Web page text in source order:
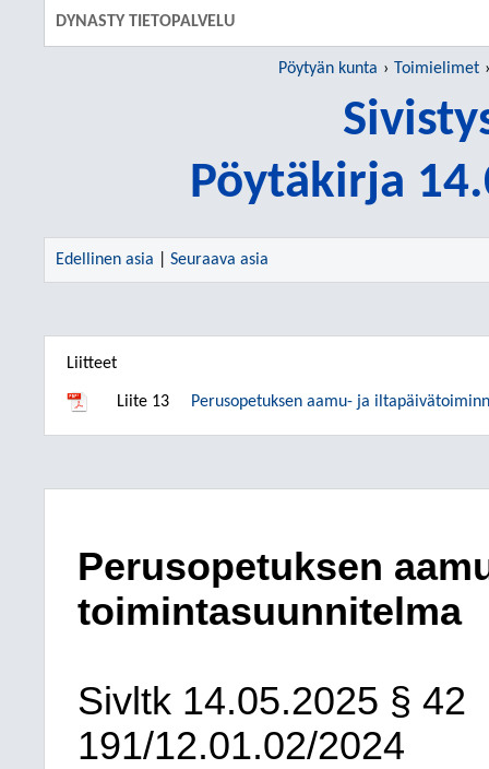
DYNASTY TIETOPALVELU
Pöytyän kunta Toimielimet
Pöytäkirja
Edellinen asia Seuraava asia
Liitteet
Liite 13 Perusopetuksen aamu- ja
Perusopetuksen
toimintasuunnitelma
Sivltk 14.05.2025 § 42
191/12.01.02/2024